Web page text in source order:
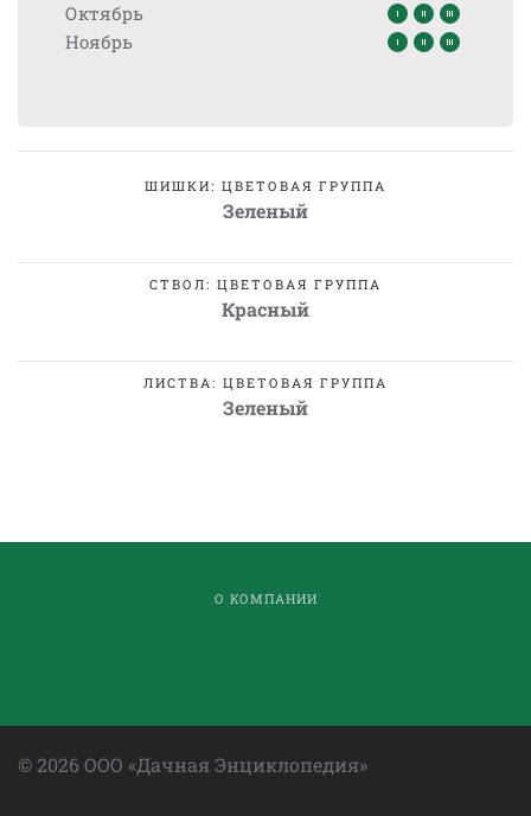
Октябрь
Ноябрь
ШИШКИ: ЦВЕТОВАЯ ГРУППА
Зеленый
СТВОЛ: ЦВЕТОВАЯ ГРУППА
Красный
ЛИСТВА: ЦВЕТОВАЯ ГРУППА
Зеленый
О КОМПАНИИ
©2026 ООО «Дачная Энциклопедия»